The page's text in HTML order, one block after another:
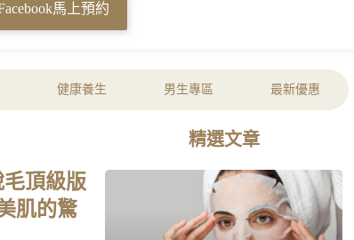
馬上預約
健康養生 男生專區 最新優惠
頂級版
肌的驚
精選文章